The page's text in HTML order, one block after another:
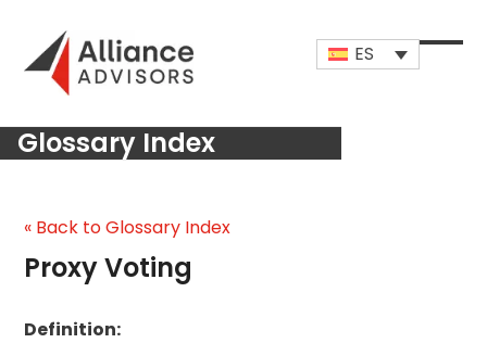
content
ES
Open
Close
Glossary Index
« Back to Glossary Index
Proxy Voting
Definition: